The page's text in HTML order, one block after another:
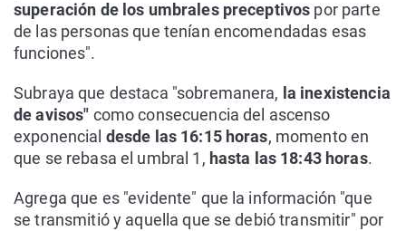
superación de los umbrales preceptivos por parte
de las personas que tenían encomendadas esas
funciones".
Subraya que destaca "sobremanera, la inexistencia
de avisos" como consecuencia del ascenso
exponencial desde las 16:15 horas, momento en
que se rebasa el umbral 1, hasta las 18:43 horas.
Agrega que es "evidente" que la información "que
se transmitió y aquella que se debió transmitir" por